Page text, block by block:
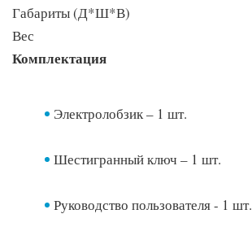
Габариты (Д*Ш*В)
Вес
Комплектация
Электролобзик – 1 шт.
Шестигранный ключ – 1 шт.
Руководство пользователя - 1 шт.